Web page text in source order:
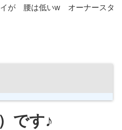
が 腰は低いw オーナースタ
です♪